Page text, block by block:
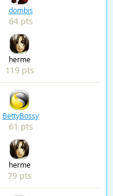
dombis
64 pts
herme
119 pts
BettyBossy
61 pts
herme
79 pts